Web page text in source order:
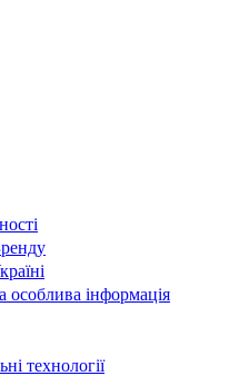
особлива інформація
технології